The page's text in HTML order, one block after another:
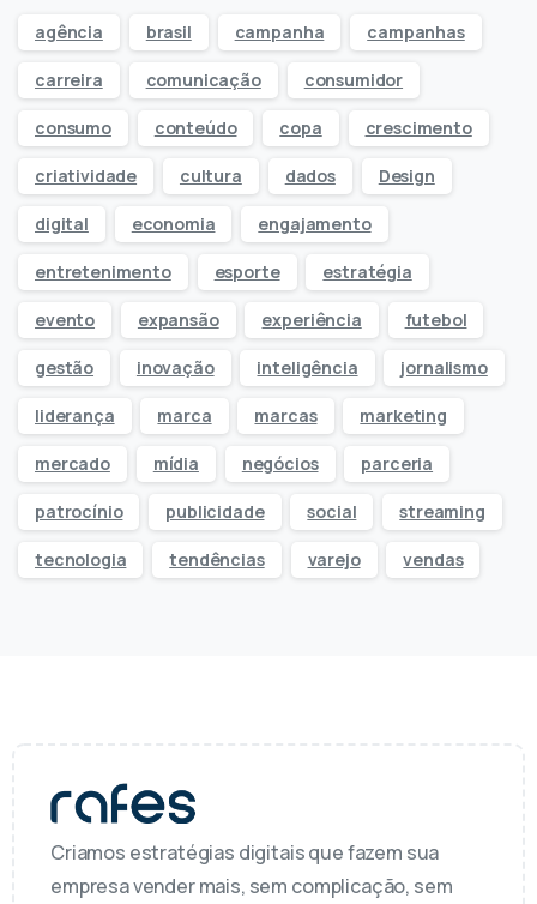
agência brasil campanha campanhas
carreira comunicação consumidor
consumo conteúdo copa crescimento
criatividade cultura dados Design
digital economia engajamento
entretenimento esporte estratégia
evento expansão experiência futebol
gestão inovação inteligência jornalismo
liderança marca marcas marketing
mercado mídia negócios parceria
patrocínio publicidade social streaming
tecnologia tendências varejo vendas
Criamos estratégias digitais que fazem sua
empresa vender mais, sem complicação, sem